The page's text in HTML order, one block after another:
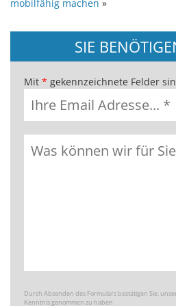
mobilfähig machen »
SIE
Mit * gekennzeichnete Felder
Durch Absenden des Formulars bestätigen Sie,
Kenntnis genommen zu haben